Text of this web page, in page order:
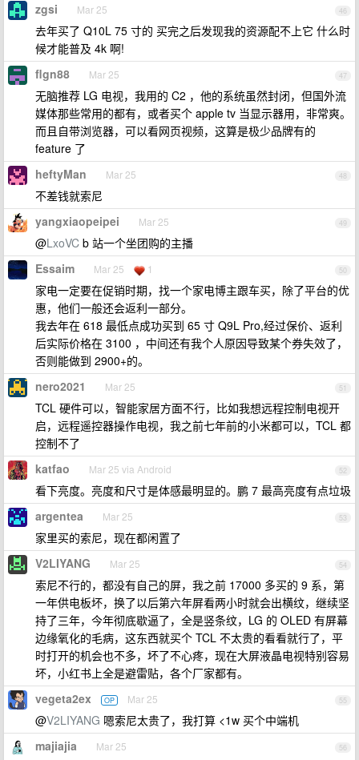
46
zgsi Mar 25
去年买了 Q10L 75 寸的 买完之后发现我的资源配不上它 什么时
候才能普及 4k 啊!
47
flgn88 Mar 25
无脑推荐 LG 电视，我用的 C2 ，他的系统虽然封闭，但国外流
媒体那些常用的都有，或者买个 apple tv 当显示器用，非常爽。
而且自带浏览器，可以看网页视频，这算是极少品牌有的
feature 了
48
heftyMan Mar 25
不差钱就索尼
49
yangxiaopeipei Mar 25
@LxoVC b 站一个坐团购的主播
50
Essaim Mar 25 1
家电一定要在促销时期，找一个家电博主跟车买，除了平台的优
惠，他们一般还会返利一部分。
我去年在 618 最低点成功买到 65 寸 Q9L Pro,经过保价、返利
后实际价格在 3100 ，中间还有我个人原因导致某个券失效了，
否则能做到 2900+的。
51
nero2021 Mar 25
TCL 硬件可以，智能家居方面不行，比如我想远程控制电视开
启，远程遥控器操作电视，我之前七年前的小米都可以，TCL 都
控制不了
52
katfao Mar 25 via Android
看下亮度。亮度和尺寸是体感最明显的。鹏 7 最高亮度有点垃圾
53
argentea Mar 25
家里买的索尼，现在都闲置了
54
V2LIYANG Mar 25
索尼不行的，都没有自己的屏，我之前 17000 多买的 9 系，第
一年供电板坏，换了以后第六年屏看两小时就会出横纹，继续坚
持了三年，今年彻底歇逼了，全是竖条纹，LG 的 OLED 有屏幕
边缘氧化的毛病，这东西就买个 TCL 不太贵的看看就行了，平
时打开的机会也不多，坏了不心疼，现在大屏液晶电视特别容易
坏，小红书上全是避雷贴，各个厂家都有。
55
vegeta2ex OP Mar 25
@V2LIYANG 嗯索尼太贵了，我打算 <1w 买个中端机
56
majiajia Mar 25